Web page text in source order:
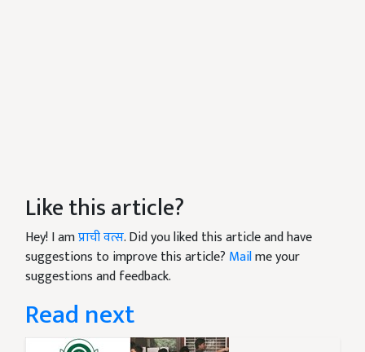
Like this article?
Hey! I amप्राची वत्स. Did you liked this article and have
suggestions to improve this article? Mailme your
suggestions and feedback.
Read next